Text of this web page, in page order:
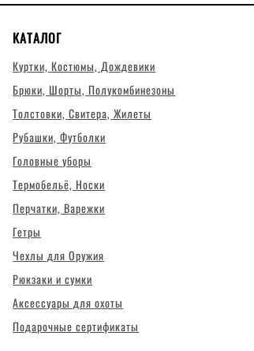
КАТАЛОГ
Куртки, Костюмы, Дождевики
Брюки, Шорты, Полукомбинезоны
Толстовки, Свитера, Жилеты
Рубашки, Футболки
Головные уборы
Термобельё, Носки
Перчатки, Варежки
Гетры
Чехлы для Оружия
Рюкзаки и сумки
Аксессуары для охоты
Подарочные сертификаты